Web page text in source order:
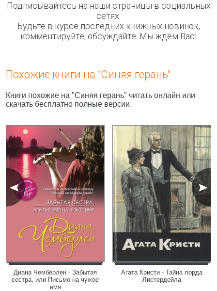
Подписывайтесь на наши страницы в социальных
сетях.
Будьте в курсе последних книжных новинок,
комментируйте, обсуждайте. Мы ждём Вас!
Похожие книги на "Синяя герань"
Книги похожие на "Синяя герань" читать онлайн или
скачать бесплатно полные версии.
Диана Чемберлен - Забытая
сестра, или Письмо на чужое
имя
Агата Кристи - Тайна лорда
Листердейла